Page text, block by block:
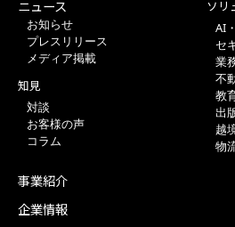
ニュース
お知らせ
プレスリリース
メディア掲載
知見
対談
お客様の声
コラム
ソリ
AI
セ
業
不
教
出
越
物
事業紹介
企業情報